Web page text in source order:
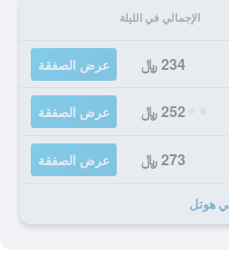
الإجمالي في الليلة
234 ﷼ عرض الصفقة
252 ﷼ عرض الصفقة
273 ﷼ عرض الصفقة